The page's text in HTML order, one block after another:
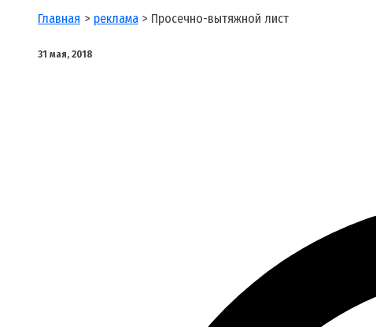
Главная реклама Просечно-вытяжной лист
31 мая, 2018